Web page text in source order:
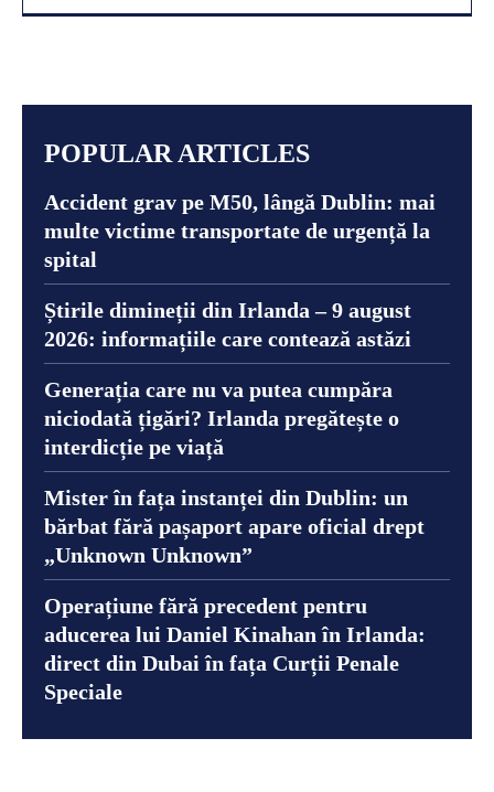
POPULAR ARTICLES
Accident grav pe M50, lângă Dublin: mai
multe victime transportate de urgență la
spital
Știrile dimineții din Irlanda – 9 august
2026: informațiile care contează astăzi
Generația care nu va putea cumpăra
niciodată țigări? Irlanda pregătește o
interdicție pe viață
Mister în fața instanței din Dublin: un
bărbat fără pașaport apare oficial drept
„Unknown Unknown”
Operațiune fără precedent pentru
aducerea lui Daniel Kinahan în Irlanda:
direct din Dubai în fața Curții Penale
Speciale